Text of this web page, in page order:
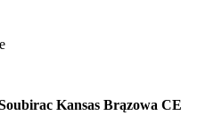
Kansas Brązowa CE